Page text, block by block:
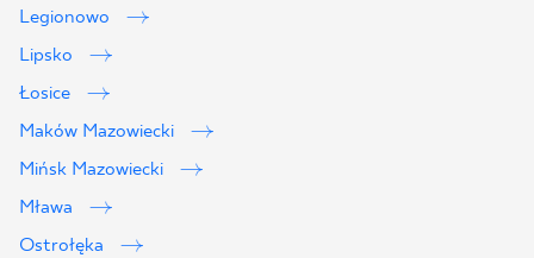
Legionowo
Lipsko
Łosice
Maków Mazowiecki
Mińsk Mazowiecki
Mława
Ostrołęka